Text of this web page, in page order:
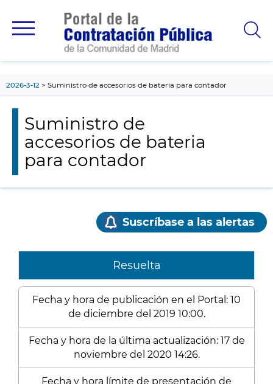
principal
2026-3-12 Suministro de accesorios de bateria para contador
Suministro de
accesorios de bateria
para contador
Suscríbase a las alertas
Resuelta
Fecha y hora de publicación en el Portal: 10
de diciembre del 2019 10:00.
Fecha y hora de la última actualización: 17 de
noviembre del 2020 14:26.
Fecha y hora límite de presentación de